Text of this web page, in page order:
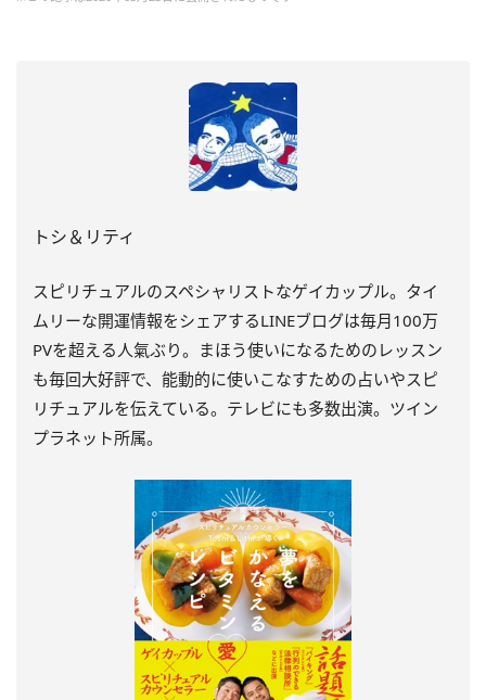
トシ＆リティ
スピリチュアルのスペシャリストなゲイカップル。タイ
ムリーな開運情報をシェアするLINEブログは毎月100万
PVを超える人氣ぶり。まほう使いになるためのレッスン
も毎回大好評で、能動的に使いこなすための占いやスピ
リチュアルを伝えている。テレビにも多数出演。ツイン
プラネット所属。